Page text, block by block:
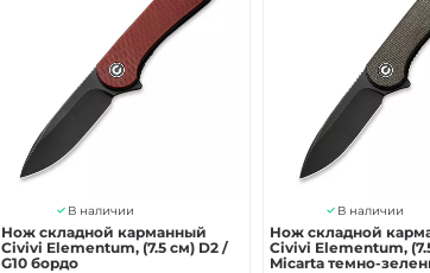
В наличии
Нож складной карманный
Civivi Elementum, (7.5 см) D2 /
G10 бордо
В наличии
Нож складной
Civivi Elementum,
Micarta темно-